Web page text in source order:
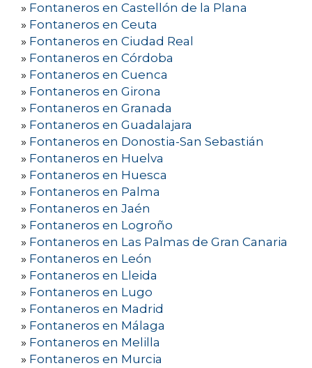
» Fontaneros en Castellón de la Plana
» Fontaneros en Ceuta
» Fontaneros en Ciudad Real
» Fontaneros en Córdoba
» Fontaneros en Cuenca
» Fontaneros en Girona
» Fontaneros en Granada
» Fontaneros en Guadalajara
» Fontaneros en Donostia-San Sebastián
» Fontaneros en Huelva
» Fontaneros en Huesca
» Fontaneros en Palma
» Fontaneros en Jaén
» Fontaneros en Logroño
» Fontaneros en Las Palmas de Gran Canaria
» Fontaneros en León
» Fontaneros en Lleida
» Fontaneros en Lugo
» Fontaneros en Madrid
» Fontaneros en Málaga
» Fontaneros en Melilla
» Fontaneros en Murcia